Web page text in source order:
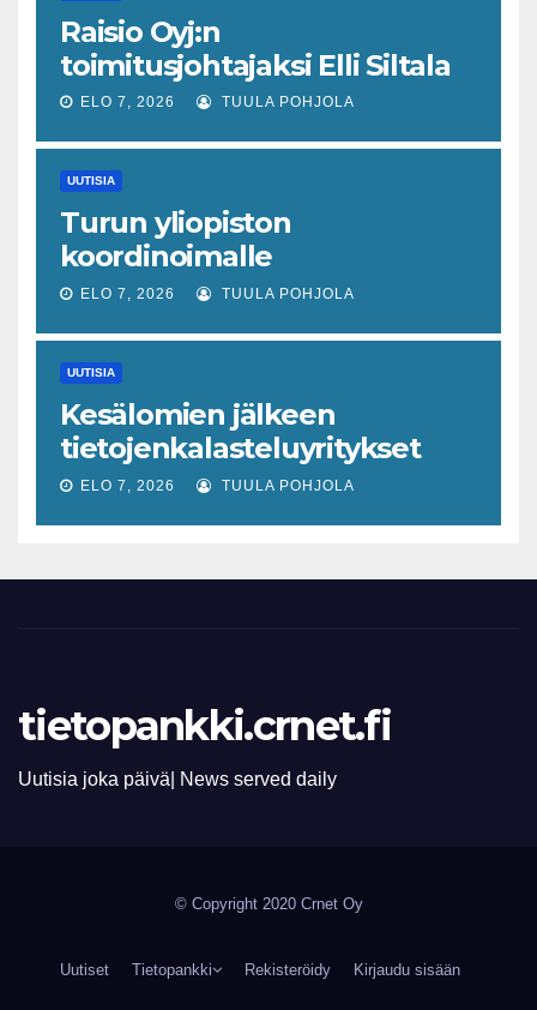
Raisio Oyj:n
toimitusjohtajaksi Elli Siltala
ELO 7, 2026 TUULA POHJOLA
UUTISIA
Turun yliopiston
koordinoimalle
tohtoriverkostolle 4,4
tulevaisuuden virusuhkien
varhaiseen tunnistamiseen
ELO 7, 2026 TUULA POHJOLA
UUTISIA
Kesälomien jälkeen
tietojenkalasteluyritykset
lisääntyvät
ELO 7, 2026 TUULA POHJOLA
tietopankki.crnet.fi
Uutisia joka päivä| News served daily
© Copyright 2020 Crnet Oy
Uutiset Tietopankki Rekisteröidy Kirjaudu sisään